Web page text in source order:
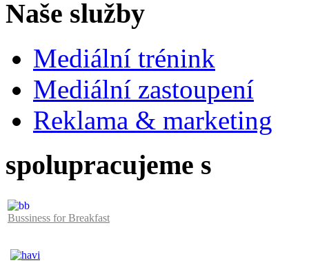
Naše služby
Mediální trénink
Mediální zastoupení
Reklama & marketing
spolupracujeme s
Bussiness for Breakfast